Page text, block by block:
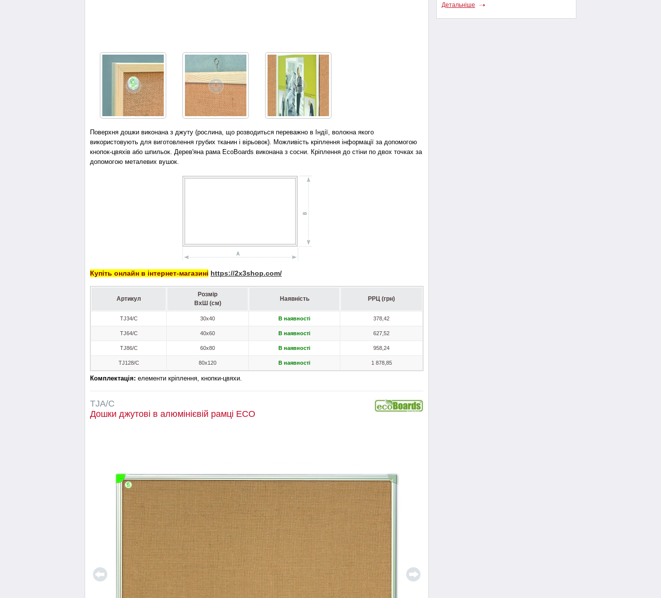
Поверхня дошки виконана з джуту (рослина, що розводиться переважно в Індії, волокна якого
використовують для виготовлення грубих тканин і вірьовок). Можливість кріплення інформації за допомогою
кнопок-цвяхів або шпильок. Дерев'яна рама EcoBoards виконана з сосни. Кріплення до стіни по двох точках за
допомогою металевих вушок.
Купіть онлайн в інтернет-магазині https://2x3shop.com/
Артикул
Розмір
ВхШ (см)
Наявність РРЦ (грн)
TJ34/C 30x40 В наявності 378,42
TJ64/C 40x60 В наявності 627,52
TJ86/C 60x80 В наявності 958,24
TJ128/C 80x120 В наявності 1 878,85
Комплектація: елементи кріплення, кнопки-цвяхи.
TJA/C
Дошки джутові в алюмінієвій рамці ECO
Детальніше